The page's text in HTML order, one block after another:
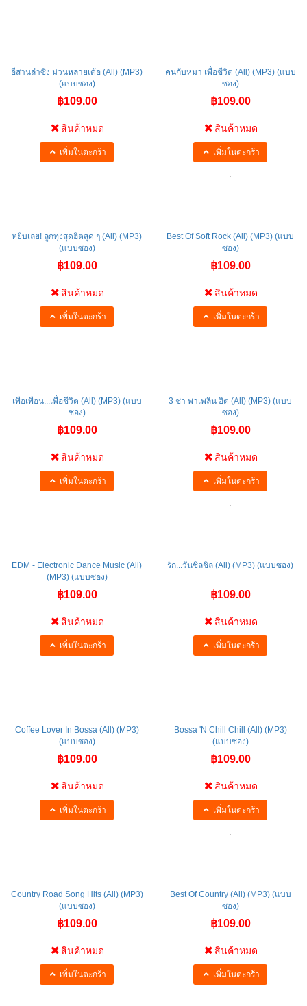
อีสานลำซิ่ง ม่วนหลายเด้อ (All) (MP3)
฿109.00
เพิ่มในตะกร้า
คนกับหมา เพื่อชีวิต (All) (MP3) (แบบ
฿109.00
เพิ่มในตะกร้า
หยิบเลย! ลูกทุ่งสุดฮิตสุด ๆ (All) (MP3)
฿109.00
เพิ่มในตะกร้า
Best Of Soft Rock (All) (MP3) (แบบ
฿109.00
เพิ่มในตะกร้า
เพื่อเพื่อน...เพื่อชีวิต (All) (MP3) (แบบ
฿109.00
เพิ่มในตะกร้า
3 ช่า พาเพลิน ฮิต (All) (MP3) (แบบ
฿109.00
เพิ่มในตะกร้า
EDM - Electronic Dance Music (All)
฿109.00
เพิ่มในตะกร้า
฿109.00
เพิ่มในตะกร้า
Coffee Lover In Bossa (All) (MP3)
฿109.00
เพิ่มในตะกร้า
Bossa 'N Chill Chill (All) (MP3)
฿109.00
เพิ่มในตะกร้า
Country Road Song Hits (All) (MP3)
฿109.00
เพิ่มในตะกร้า
Best Of Country (All) (MP3) (แบบ
฿109.00
เพิ่มในตะกร้า